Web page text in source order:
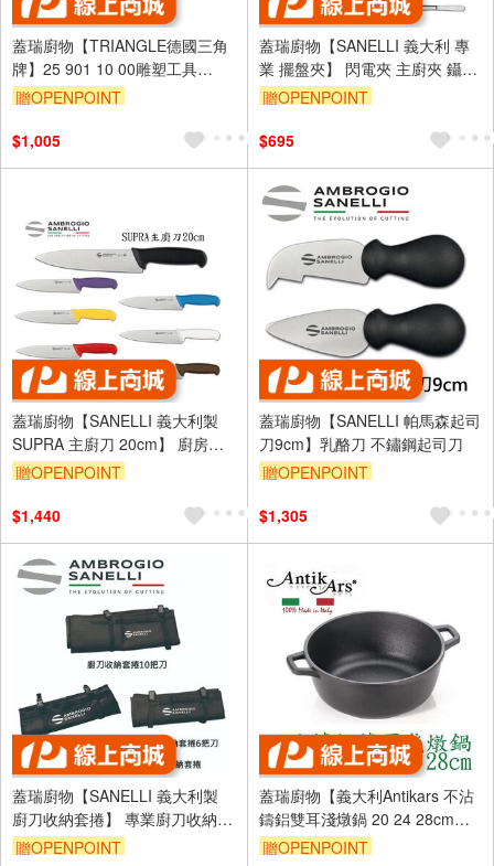
蓋瑞廚物【TRIANGLE德國三角
牌】25 901 10 00雕塑工具
T2/T3/T4 三款
贈OPENPOINT
$1,005
蓋瑞廚物【SANELLI 義大利 專
業 擺盤夾】 閃電夾 主廚夾 鑷子
曲柄 食物夾 沙拉夾 窄餐夾 夾子
贈OPENPOINT
$695
蓋瑞廚物【SANELLI 義大利製
SUPRA 主廚刀 20cm】 廚房刀
調理刀 廚刀 主廚刀 西式主廚刀
贈OPENPOINT
$1,440
蓋瑞廚物【SANELLI 帕馬森起司
刀9cm】乳酪刀 不鏽鋼起司刀
贈OPENPOINT
$1,305
蓋瑞廚物【SANELLI 義大利製
廚刀收納套捲】 專業廚刀收納袋
多把刀收納 4把刀 6把刀 10把刀
贈OPENPOINT
蓋瑞廚物【義大利Antikars 不沾
鑄鋁雙耳淺燉鍋 20 24 28cm】
義大利製 鑄鋁鍋 雙耳湯鍋 雙耳
贈OPENPOINT